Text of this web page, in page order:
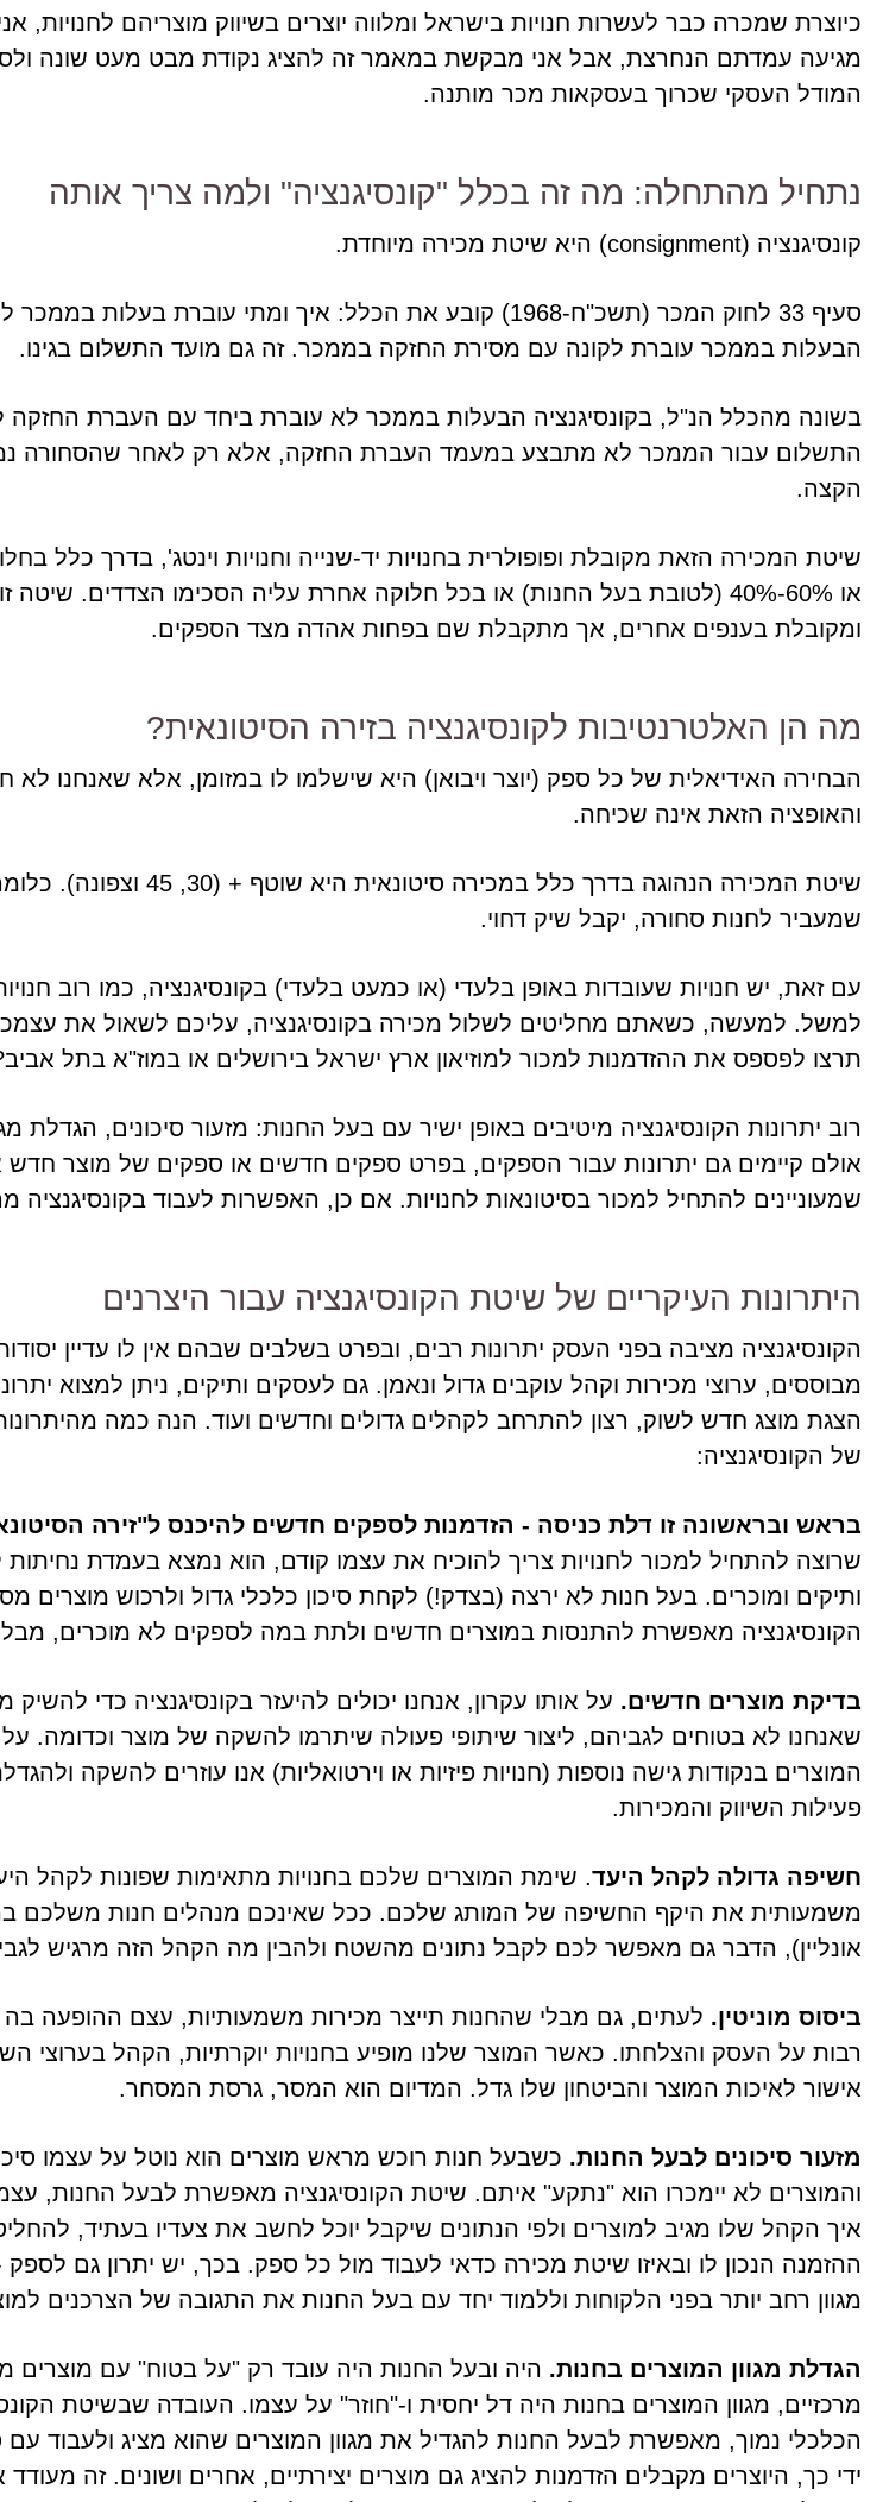
כיוצרת שמכרה כבר לעשרות חנויות בישראל ומלווה יוצרים בשיווק מוצריהם לחנויות,
מגיעה עמדתם הנחרצת, אבל אני מבקשת במאמר זה להציג נקודת מבט מעט שונה
המודל העסקי שכרוך בעסקאות מכר מותנה.
נתחיל מהתחלה: מה זה בכלל "קונסיגנציה" ולמה צריך אותה
קונסיגנציה (consignment) היא שיטת מכירה מיוחדת.
סעיף 33 לחוק המכר (תשכ"ח-1968) קובע את הכלל: איך ומתי עוברת בעלות
הבעלות בממכר עוברת לקונה עם מסירת החזקה בממכר. זה גם מועד התשלום בגינו.
בשונה מהכלל הנ"ל, בקונסיגנציה הבעלות בממכר לא עוברת ביחד עם העברת החזקה
התשלום עבור הממכר לא מתבצע במעמד העברת החזקה, אלא רק לאחר שהסחורה
הקצה.
או 60%-40% (לטובת בעל החנות) או בכל חלוקה אחרת עליה הסכימו הצדדים. שיטה
ומקובלת בענפים אחרים, אך מתקבלת שם בפחות אהדה מצד הספקים.
מה הן האלטרנטיבות לקונסיגנציה בזירה הסיטונאית?
הבחירה האידיאלית של כל ספק (יוצר ויבואן) היא שישלמו לו במזומן, אלא שאנחנו לא
והאופציה הזאת אינה שכיחה.
שיטת המכירה הנהוגה בדרך כלל במכירה
שמעביר לחנות סחורה, יקבל שיק דחוי.
עם זאת, יש חנויות שעובדות באופן בלעדי (או כמעט בלעדי) בקונסיגנציה, כמו רוב
למשל. למעשה, כשאתם מחליטים לשלול מכירה בקונסיגנציה, עליכם לשאול את
תרצו לפספס את ההזדמנות למכור למוזיאון ארץ ישראל בירושלים או במוז"א בתל
רוב יתרונות הקונסיגנציה מיטיבים באופן ישיר עם בעל החנות: מזעור סיכונים, הגדלת
אולם קיימים גם יתרונות עבור הספקים, בפרט ספקים חדשים או ספקים של מוצר חדש
שמעוניינים להתחיל למכור בסיטונאות לחנויות. אם כן, האפשרות לעבוד בקונסיגנציה
היתרונות העיקריים של שיטת הקונסיגנציה עבור היצרנים
הקונסיגנציה מציבה בפני העסק יתרונות רבים, ובפרט בשלבים שבהם אין לו עדיין יסודות
מבוססים, ערוצי מכירות וקהל עוקבים גדול ונאמן. גם לעסקים ותיקים, ניתן למצוא
הצגת מוצג חדש לשוק, רצון להתרחב לקהלים גדולים וחדשים ועוד. הנה כמה
של הקונסיגנציה:
בראש ובראשונה זו דלת כניסה - הזדמנות לספקים חדשים להיכנס ל"זירה
שרוצה להתחיל למכור לחנויות צריך להוכיח את עצמו קודם, הוא נמצא בעמדת
ותיקים ומוכרים. בעל חנות לא ירצה (בצדק!) לקחת סיכון כלכלי גדול ולרכוש מוצרים
הקונסיגנציה מאפשרת להתנסות במוצרים חדשים ולתת במה לספקים לא מוכרים, מבלי
בדיקת מוצרים חדשים. על אותו עקרון, אנחנו יכולים להיעזר בקונסיגנציה כדי להשיק
שאנחנו לא בטוחים לגביהם, ליצור שיתופי פעולה שיתרמו להשקה של מוצר וכדומה. על
המוצרים בנקודות גישה נוספות (חנויות פיזיות או וירטואליות) אנו עוזרים להשקה
פעילות השיווק והמכירות.
חשיפה גדולה לקהל היעד. שימת המוצרים שלכם בחנויות מתאימות שפונות לקהל
משמעותית את היקף החשיפה של המותג שלכם. ככל שאינכם מנהלים חנות משלכם
אונליין), הדבר גם מאפשר לכם לקבל נתונים מהשטח ולהבין מה הקהל הזה מרגיש
ביסוס מוניטין. לעתים, גם מבלי שהחנות תייצר מכירות משמעותיות, עצם ההופעה בה
רבות על העסק והצלחתו. כאשר המוצר שלנו מופיע בחנויות יוקרתיות, הקהל בערוצי
אישור לאיכות המוצר והביטחון שלו גדל. המדיום הוא המסר, גרסת המסחר.
מזעור סיכונים לבעל החנות. כשבעל חנות רוכש מראש מוצרים הוא נוטל על עצמו
והמוצרים לא יימכרו הוא "נתקע" איתם. שיטת הקונסיגנציה מאפשרת לבעל החנות,
איך הקהל שלו מגיב למוצרים ולפי הנתונים שיקבל יוכל לחשב את צעדיו בעתיד,
ההזמנה הנכון לו ובאיזו שיטת מכירה כדאי לעבוד מול כל ספק. בכך, יש יתרון גם לספק
מגוון רחב יותר בפני הלקוחות וללמוד יחד עם בעל החנות את התגובה של הצרכנים
הגדלת מגוון המוצרים בחנות. היה ובעל החנות היה עובד רק "על בטוח" עם מוצרים
מרכזיים, מגוון המוצרים בחנות היה דל יחסית ו-"חוזר" על עצמו. העובדה שבשיטת
הכלכלי נמוך, מאפשרת לבעל החנות להגדיל את מגוון המוצרים שהוא מציג ולעבוד
ידי כך, היוצרים מקבלים הזדמנות להציג גם מוצרים יצירתיים, אחרים ושונים. זה מעודד